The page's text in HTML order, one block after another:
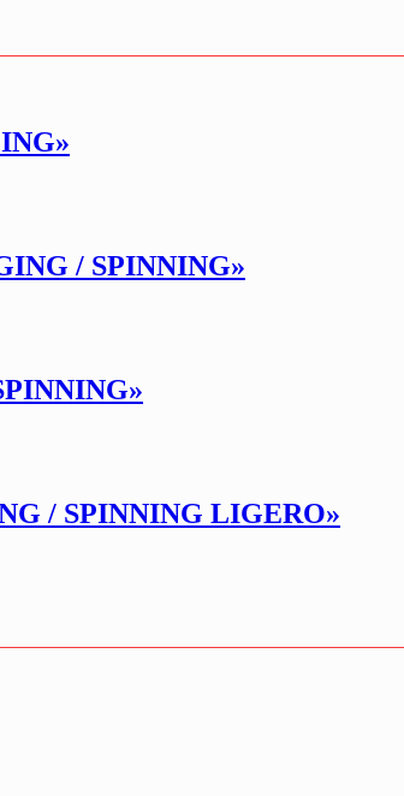
/ SPINNING»
/ SPINNING LIGERO»